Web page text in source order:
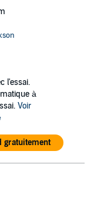
l'essai.
à
Voir
gratuitement